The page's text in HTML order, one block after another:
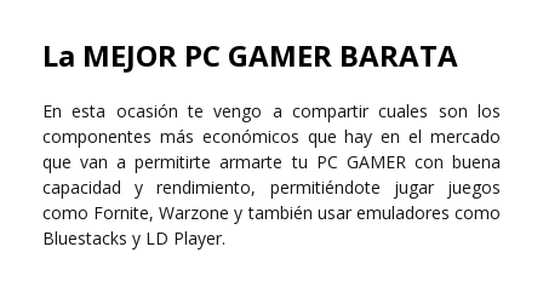
La MEJOR PC GAMER BARATA
En esta ocasión te vengo a compartir cuales son los
componentes más económicos que hay en el mercado
que van a permitirte armarte tu PC GAMER con buena
capacidad y rendimiento, permitiéndote jugar juegos
como Fornite, Warzone y también usar emuladores como
Bluestacks y LD Player.